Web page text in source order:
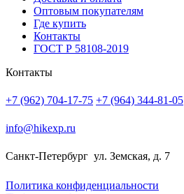
Оптовым покупателям
Где купить
Контакты
ГОСТ Р 58108-2019
Контакты
+7 (962) 704-17-75 +7 (964) 344-81-05
info@hikexp.ru
Санкт-Петербург ул. Земская, д. 7
Политика конфиденциальности